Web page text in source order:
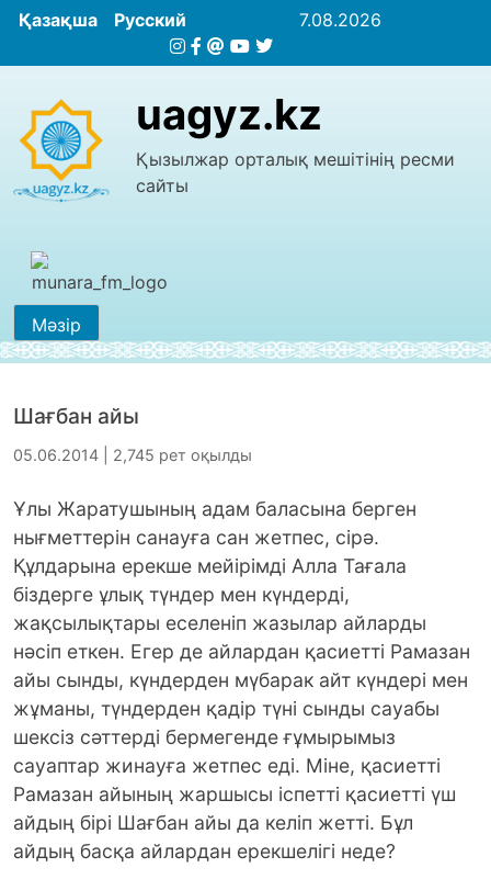
Қазақша Русский 7.08.2026
uagyz.kz
Қызылжар орталық мешітінің ресми
сайты
Мәзір
Шағбан айы
05.06.2014 | 2,745 рет оқылды
Ұлы Жаратушының адам баласына берген
нығметтерін санауға сан жетпес, сірә.
Құлдарына ерекше мейірімді Алла Тағала
біздерге ұлық түндер мен күндерді,
жақсылықтары еселеніп жазылар айларды
нәсіп еткен. Егер де айлардан қасиетті Рамазан
айы сынды, күндерден мүбарак айт күндері мен
жұманы, түндерден қадір түні сынды сауабы
шексіз сәттерді бермегенде ғұмырымыз
сауаптар жинауға жетпес еді. Міне, қасиетті
Рамазан айының жаршысы іспетті қасиетті үш
айдың бірі Шағбан айы да келіп жетті. Бұл
айдың басқа айлардан ерекшелігі неде?